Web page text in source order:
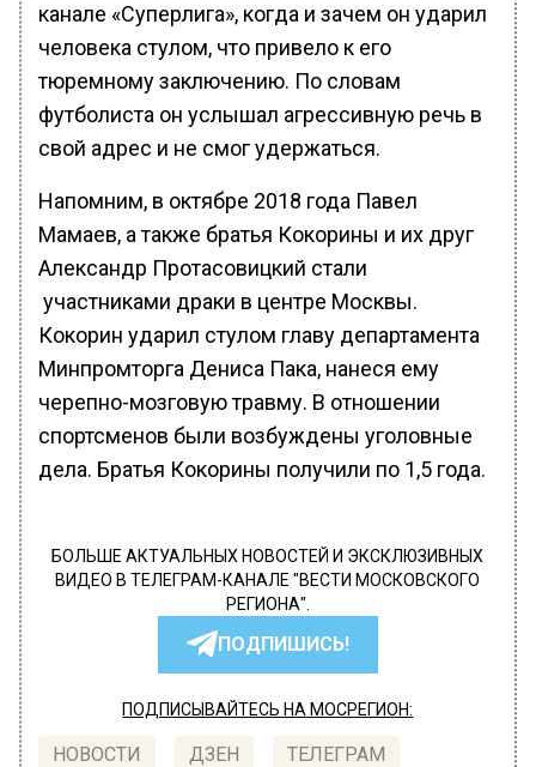
канале «Суперлига», когда и зачем он ударил
человека стулом, что привело к его
тюремному заключению. По словам
футболиста он услышал агрессивную речь в
свой адрес и не смог удержаться.
Напомним, в октябре 2018 года Павел
Мамаев, а также братья Кокорины и их друг
Александр Протасовицкий стали
участниками драки в центре Москвы.
Кокорин ударил стулом главу департамента
Минпромторга Дениса Пака, нанеся ему
черепно-мозговую травму. В отношении
спортсменов были возбуждены уголовные
дела. Братья Кокорины получили по 1,5 года.
БОЛЬШЕ АКТУАЛЬНЫХ НОВОСТЕЙ И ЭКСКЛЮЗИВНЫХ
ВИДЕО В ТЕЛЕГРАМ-КАНАЛЕ "ВЕСТИ МОСКОВСКОГО
РЕГИОНА".
ПОДПИШИСЬ!
ПОДПИСЫВАЙТЕСЬ НА МОСРЕГИОН:
НОВОСТИ ДЗЕН ТЕЛЕГРАМ